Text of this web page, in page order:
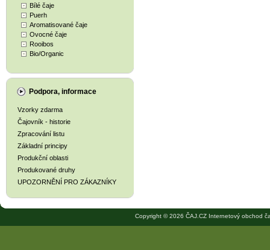
Bílé čaje
Puerh
Aromatisované čaje
Ovocné čaje
Rooibos
Bio/Organic
Podpora, informace
Vzorky zdarma
Čajovník - historie
Zpracování listu
Základní principy
Produkční oblasti
Produkované druhy
UPOZORNĚNÍ PRO ZÁKAZNÍKY
Copyright © 2026 ČAJ.CZ Internetový obchod